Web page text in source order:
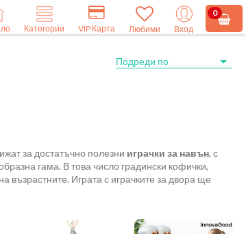
Категории VIP Карта Любими Вход
0
за достатъчно полезни играчки за навън, с
гама. В това число градински кофички,
възрастните. Играта с играчките за двора ще